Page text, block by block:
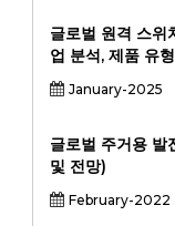
장), 상업 및 지역
석, 및 지역에 에
글로벌 원격 스위
업 분석, 제품 유
원격 스위치 상자,
션 (주거, 상업, 산
2031.
January-2025
글로벌 주거용
및 전망)
February-2022